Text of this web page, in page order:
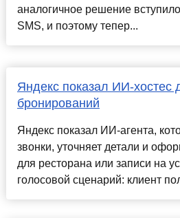
аналогичное решение
SMS, и поэтому тепер...
Яндекс показал ИИ-хостес
бронирований
Яндекс показал ИИ-агента,
звонки, уточняет детали и
для ресторана или записи на
голосовой сценарий: клиент